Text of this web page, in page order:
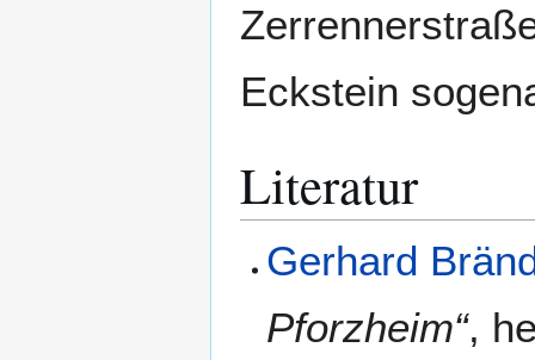
Eckstein
Literatur
Gerhard
Pforzheim“,